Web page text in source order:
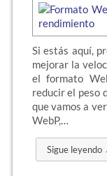
Si estás aquí,
mejorar la
el formato
reducir el peso
que vamos a
WebP,…
Sigue leyendo